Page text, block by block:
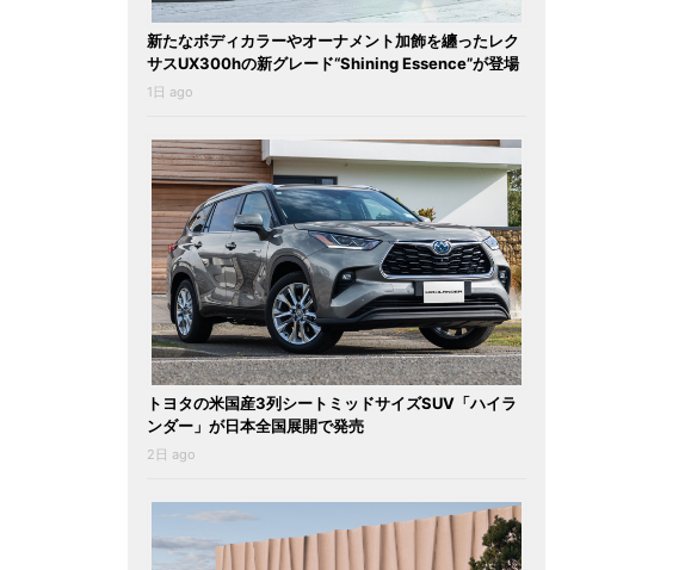
新たなボディカラーやオーナメント加飾を纏ったレク
サスUX300hの新グレード“Shining Essence”が登場
1日 ago
トヨタの米国産3列シートミッドサイズSUV「ハイラ
ンダー」が日本全国展開で発売
2日 ago